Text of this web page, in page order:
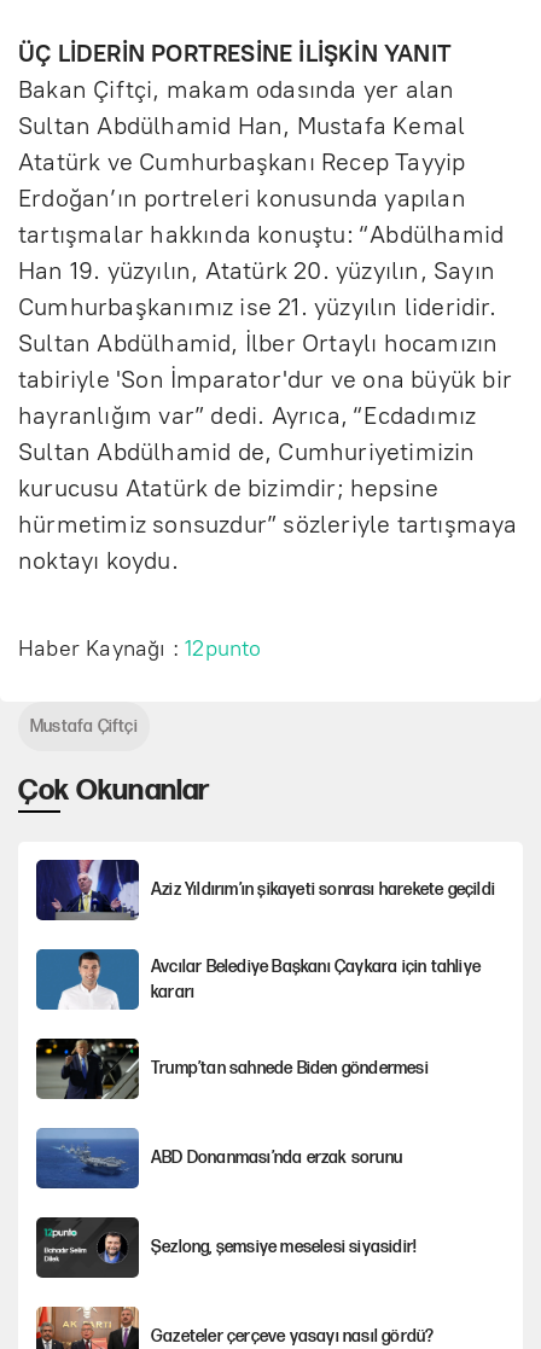
ÜÇ LİDERİN PORTRESİNE İLİŞKİN YANIT
Bakan Çiftçi, makam odasında yer alan
Sultan Abdülhamid Han, Mustafa Kemal
Atatürk ve Cumhurbaşkanı Recep Tayyip
Erdoğan’ın portreleri konusunda yapılan
tartışmalar hakkında konuştu: “Abdülhamid
Han 19. yüzyılın, Atatürk 20. yüzyılın, Sayın
Cumhurbaşkanımız ise 21. yüzyılın lideridir.
Sultan Abdülhamid, İlber Ortaylı hocamızın
tabiriyle 'Son İmparator'dur ve ona büyük bir
hayranlığım var” dedi. Ayrıca, “Ecdadımız
Sultan Abdülhamid de, Cumhuriyetimizin
kurucusu Atatürk de bizimdir; hepsine
hürmetimiz sonsuzdur” sözleriyle tartışmaya
noktayı koydu.
Haber Kaynağı :12punto
Çok Okunanlar
Aziz Yıldırım’ın şikayeti sonrası harekete geçildi
Avcılar Belediye Başkanı Çaykara için tahliye
kararı
Trump’tan sahnede Biden göndermesi
ABD Donanması’nda erzak sorunu
Şezlong, şemsiye meselesi siyasidir!
Gazeteler çerçeve yasayı nasıl gördü?
Mustafa Çiftçi